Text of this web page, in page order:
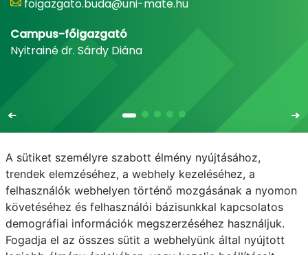
foigazgato.buda@uni-mate.hu
Campus-főigazgató
Nyitrainé dr. Sárdy Diána
E-mail Telefonkönyv NEPTUN
E-learning
Adatvédelem
A sütiket személyre szabott élmény nyújtásához,
trendek elemzéséhez, a webhely kezeléséhez, a
felhasználók webhelyen történő mozgásának a nyomon
követéséhez és felhasználói bázisunkkal kapcsolatos
demográfiai információk megszerzéséhez használjuk.
Fogadja el az összes sütit a webhelyünk által nyújtott